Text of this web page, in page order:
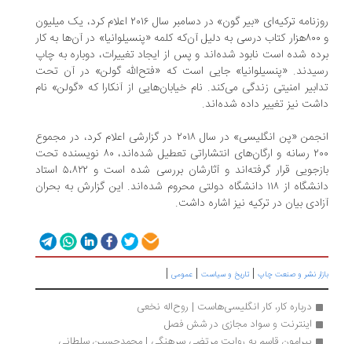
روزنامه ترکیه‌ای «بیر گون» در دسامبر سال ۲۰۱۶ اعلام کرد، یک میلیون
و ۸۰۰هزار کتاب درسی به دلیل آن‌که کلمه «پنسیلوانیا» در آن‌ها به کار
برده شده است نابود شده‌اند و پس از ایجاد تغییرات، دوباره به چاپ
رسیدند. «پنسیلوانیا» جایی است که «فتح‌الله گولن» در آن تحت
تدابیر امنیتی زندگی می‌کند. نام خیابان‌هایی از آنکارا که «گولن» نام
داشت نیز تغییر داده شده‌اند.
انجمن «پن انگلیسی» در سال ۲۰۱۸ در گزارشی اعلام کرد، در مجموع
۲۰۰ رسانه و ارگان‌های انتشاراتی تعطیل شده‌اند، ۸۰ نویسنده تحت
بازجویی قرار گرفته‌اند و آثارشان بررسی شده است و ۵،۸۲۲ استاد
دانشگاه از ۱۱۸ دانشگاه دولتی محروم شده‌اند. این گزارش به بحران
آزادی بیان در ترکیه نیز اشاره داشت.
بازار نشر و صنعت چاپ | تاریخ و سیاست | عمومی |
درباره کار، کار انگلیسی‌هاست | روح‌اله نخعی
اینترنت و سواد مجازی در شش فصل